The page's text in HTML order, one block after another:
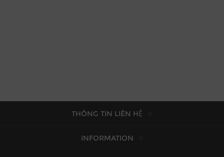
THÔNG TIN LIÊN HỆ
INFORMATION